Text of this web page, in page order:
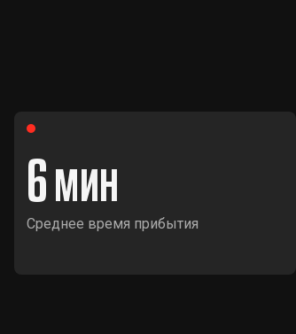
6
Среднее время прибытия